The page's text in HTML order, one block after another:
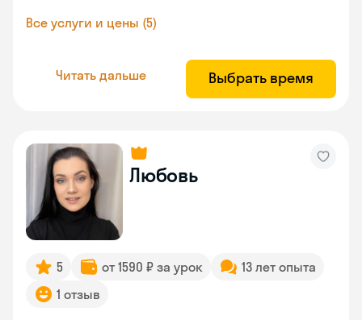
Все услуги и цены (5)
Читать дальше Выбрать время
Любовь
5 от 1590 ₽ за урок
13 лет опыта
1 отзыв